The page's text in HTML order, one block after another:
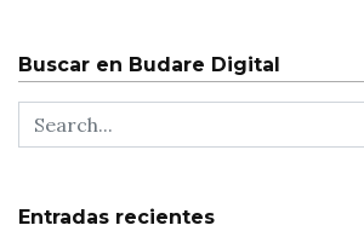
Buscar en Budare Digital
Entradas recientes